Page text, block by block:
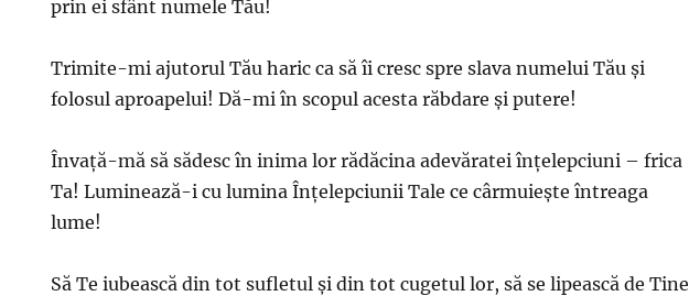
prin ei sfânt numele Tău!
Trimite-mi ajutorul Tău haric ca să îi cresc spre slava numelui Tău şi
folosul aproapelui! Dă-mi în scopul acesta răbdare şi putere!
Învaţă-mă să sădesc în inima lor rădăcina adevăratei înţelepciuni – frica
Ta! Luminează-i cu lumina Înţelepciunii Tale ce cârmuieşte întreaga
lume!
Să Te iubească din tot sufletul şi din tot cugetul lor, să se lipească de Tine